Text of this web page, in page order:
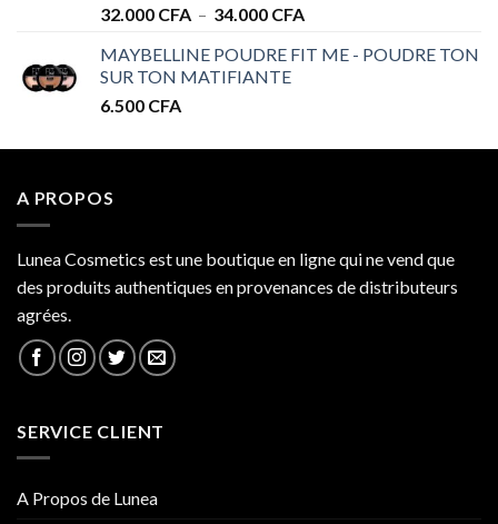
32.000 CFA – 34.000 CFAPlage
prix :
MAYBELLINE POUDRE FIT ME - POUDRE TON
SUR TON MATIFIANTE
6.500 CFA
A PROPOS
Lunea Cosmetics est une boutique en ligne qui ne vend que
des produits authentiques en provenances de distributeurs
agrées.
SERVICE CLIENT
A Propos de Lunea